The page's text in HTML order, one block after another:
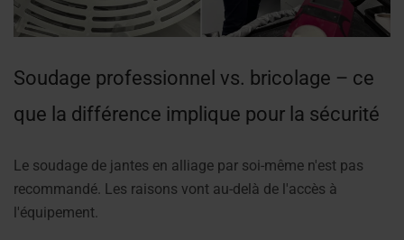
Soudage professionnel vs. bricolage – ce
que la différence implique pour la sécurité
Le soudage de jantes en alliage par soi-même n'est pas
recommandé. Les raisons vont au-delà de l'accès à
l'équipement.